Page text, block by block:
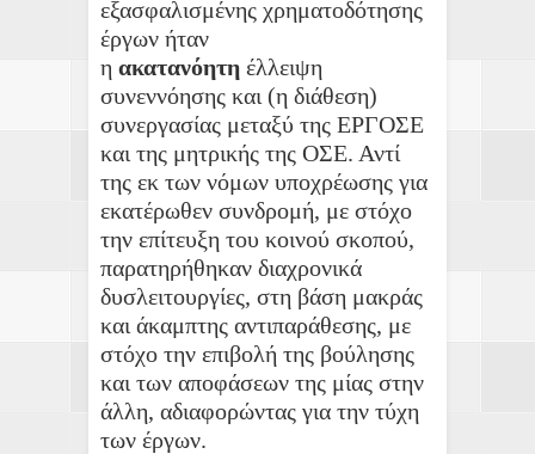
εξασφαλισμένης χρηματοδότησης
έργων ήταν
η ακατανόητη έλλειψη
συνεννόησης και (η διάθεση)
συνεργασίας μεταξύ της ΕΡΓΟΣΕ
και της μητρικής της ΟΣΕ. Αντί
της εκ των νόμων υποχρέωσης για
εκατέρωθεν συνδρομή, με στόχο
την επίτευξη του κοινού σκοπού,
παρατηρήθηκαν διαχρονικά
δυσλειτουργίες, στη βάση μακράς
και άκαμπτης αντιπαράθεσης, με
στόχο την επιβολή της βούλησης
και των αποφάσεων της μίας στην
άλλη, αδιαφορώντας για την τύχη
των έργων.